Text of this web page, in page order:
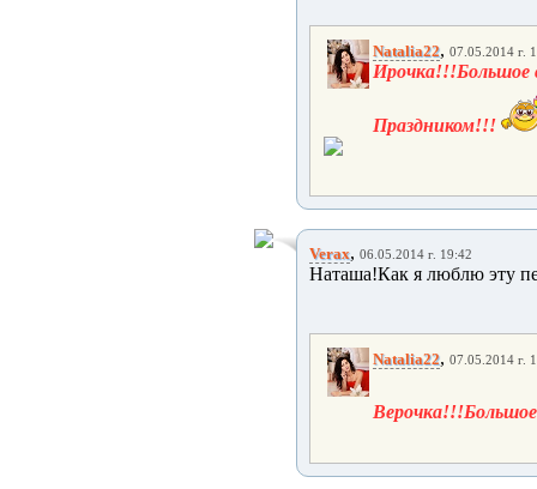
Natalia22, 07.05.2014 г.
Ирочка!!!Большое
Праздником!!!
Verax, 06.05.2014 г. 19:42
Наташа!Как я люблю эту
Natalia22, 07.05.2014 г.